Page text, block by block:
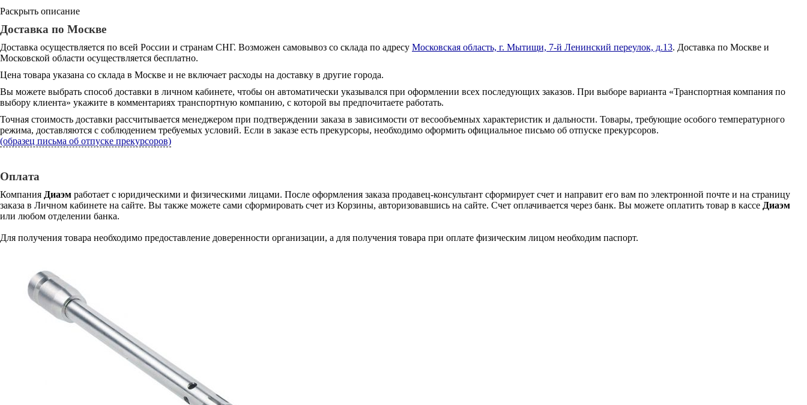
Раскрыть описание
Доставка по Москве
Доставка осуществляется по всей России и странам СНГ. Возможен самовывоз со склада по адресу Московская область, г. Мытищи, 7-й Ленинский переулок, д.13. Доставка по Москве и
Московской области осуществляется бесплатно.
Цена товара указана со склада в Москве и не включает расходы на доставку в другие города.
Вы можете выбрать способ доставки в личном кабинете, чтобы он автоматически указывался при оформлении всех последующих заказов. При выборе варианта «Транспортная компания по
выбору клиента» укажите в комментариях транспортную компанию, с которой вы предпочитаете работать.
Точная стоимость доставки рассчитывается менеджером при подтверждении заказа в зависимости от весообъемных характеристик и дальности. Товары, требующие особого температурного
режима, доставляются с соблюдением требуемых условий. Если в заказе есть прекурсоры, необходимо оформить официальное письмо об отпуске прекурсоров.
(образец письма об отпуске прекурсоров)
Оплата
Компания Диаэм работает с юридическими и физическими лицами. После оформления заказа продавец-консультант сформирует счет и направит его вам по электронной почте и на страницу
заказа в Личном кабинете на сайте. Вы также можете сами сформировать счет из Корзины, авторизовавшись на сайте. Счет оплачивается через банк. Вы можете оплатить товар в кассе Диаэм
или любом отделении банка.
Для получения товара необходимо предоставление доверенности организации, а для получения товара при оплате физическим лицом необходим паспорт.